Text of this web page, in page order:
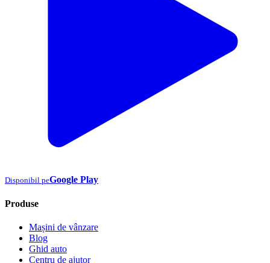
Disponibil peGoogle Play
Produse
Mașini de vânzare
Blog
Ghid auto
Centru de ajutor